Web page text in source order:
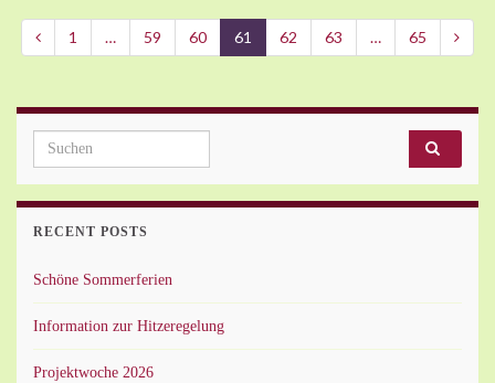
1 … 59 60 61 62 63 … 65
Search for:
RECENT POSTS
Schöne Sommerferien
Information zur Hitzeregelung
Projektwoche 2026